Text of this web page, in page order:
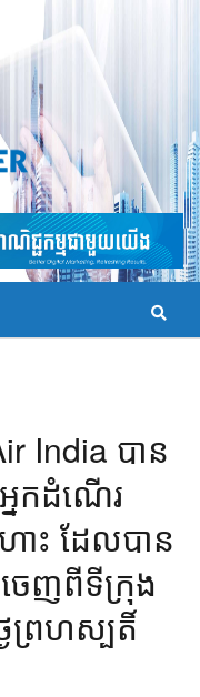
India បាន
នកដំណើរ
ះ ដែលបាន
ចេញពីទីក្រុង
ៃព្រហស្បតិ៍